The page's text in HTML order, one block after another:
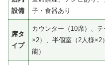
設備
子・食器あり
席タ
イプ
カウンター（10席）、
×2）、半個室（2人様×2
能）